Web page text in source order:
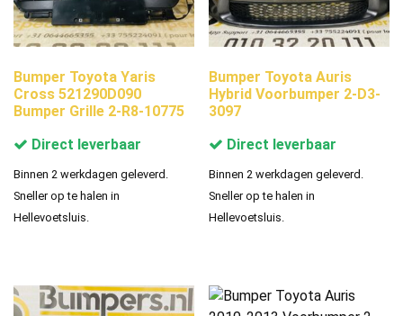
Bumper Toyota Yaris
Cross 521290D090
Bumper Grille 2-R8-10775
Direct leverbaar
Binnen 2 werkdagen geleverd.
Sneller op te halen in
Hellevoetsluis.
Bumper Toyota Auris
Hybrid Voorbumper 2-D3-
3097
Direct leverbaar
Binnen 2 werkdagen geleverd.
Sneller op te halen in
Hellevoetsluis.